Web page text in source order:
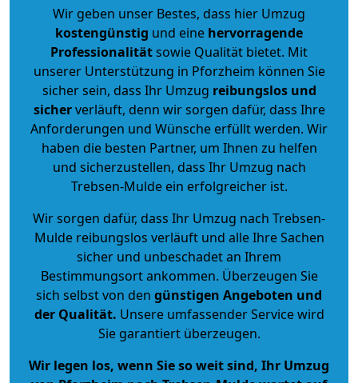
Wir geben unser Bestes, dass hier Umzug
kostengünstig und eine hervorragende
Professionalitätsowie Qualität bietet. Mit
unserer Unterstützung in Pforzheim können Sie
sicher sein, dass Ihr Umzug reibungslos und
sicherverläuft, denn wir sorgen dafür, dass Ihre
Anforderungen und Wünsche erfüllt werden. Wir
haben die besten Partner, um Ihnen zu helfen
und sicherzustellen, dass Ihr Umzug nach
Trebsen-Mulde ein erfolgreicher ist.
Wir sorgen dafür, dass Ihr Umzug nach Trebsen-
Mulde reibungslos verläuft und alle Ihre Sachen
sicher und unbeschadet an Ihrem
Bestimmungsort ankommen. Überzeugen Sie
sich selbst von den günstigen Angeboten und
der Qualität. Unsere umfassender Service wird
Sie garantiert überzeugen.
Wir legen los, wenn Sie so weit sind, Ihr Umzug